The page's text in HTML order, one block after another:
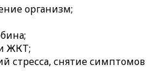
организм;
ЖКТ;
стресса, снятие симптомов